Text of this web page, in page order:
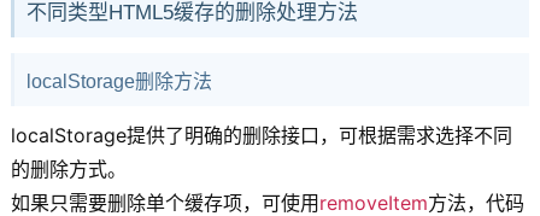
不同类型HTML5缓存的删除处理方法
localStorage删除方法
localStorage提供了明确的删除接口，可根据需求选择不同
的删除方式。
如果只需要删除单个缓存项，可使用removeItem方法，代码